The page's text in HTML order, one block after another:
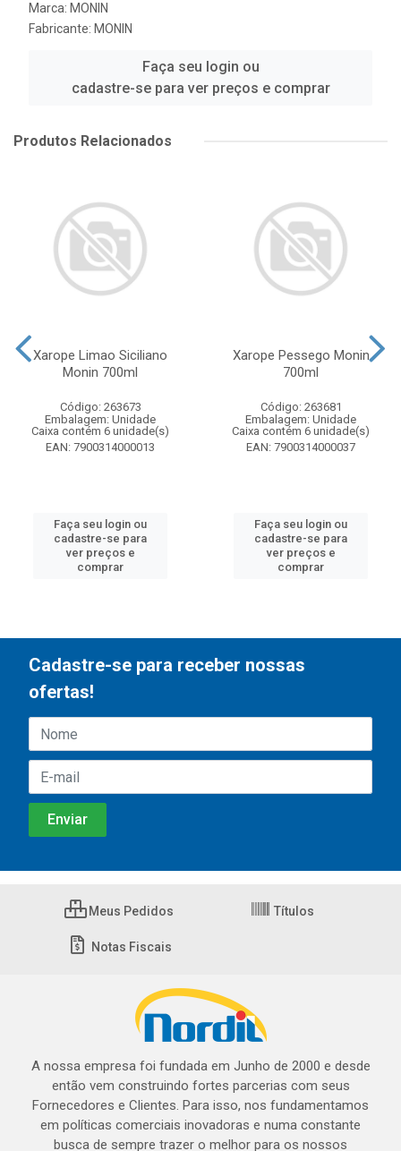
Marca: MONIN
Fabricante: MONIN
Faça seu login ou
cadastre-se para ver preços e comprar
Produtos Relacionados
Xarope Limao Siciliano
Monin 700ml
Código: 263673
Embalagem: Unidade
Caixa contém 6 unidade(s)
EAN: 7900314000013
Faça seu login ou
cadastre-se para
ver preços e
comprar
Xarope Pessego Monin
700ml
Código: 263681
Embalagem: Unidade
Caixa contém 6 unidade(s)
EAN: 7900314000037
Faça seu login ou
cadastre-se para
ver preços e
comprar
Cadastre-se para receber nossas
ofertas!
Meus Pedidos Títulos
Notas Fiscais
A nossa empresa foi fundada em Junho de 2000 e desde
então vem construindo fortes parcerias com seus
Fornecedores e Clientes. Para isso, nos fundamentamos
em políticas comerciais inovadoras e numa constante
busca de sempre trazer o melhor para os nossos